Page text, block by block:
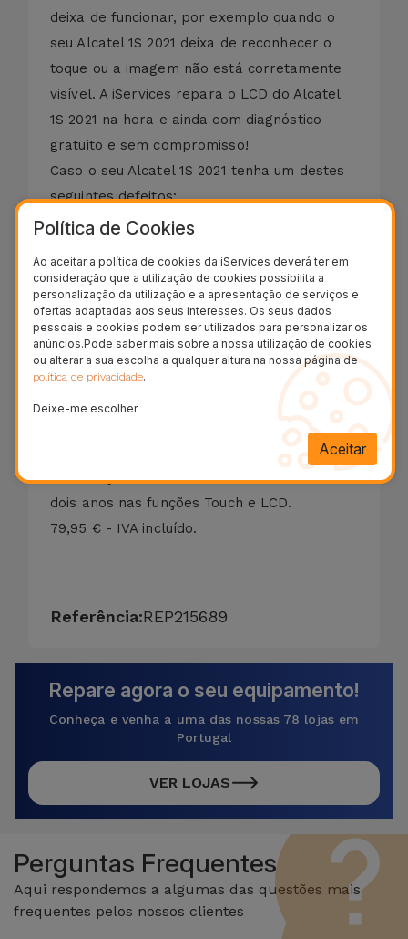
deixa de funcionar, por exemplo quando o
seu Alcatel 1S 2021 deixa de reconhecer o
toque ou a imagem não está corretamente
visível. A iServices repara o LCD do Alcatel
1S 2021 na hora e ainda com diagnóstico
gratuito e sem compromisso!
Caso o seu Alcatel 1S 2021 tenha um destes
seguintes defeitos:
- Vidro Partido;
- Vidro Riscado;
- Vidro Estilhaçado ou Rachado;
- LCD com Cores Distorcidas;
- Ecrã Preto;
- Display Danificado;
- Touch Descalibrado ou sem Resposta.
Efetuamos a reparação do ecrã do Alcatel
1S 2021 em apenas 20 minutos. A garantia da
substituição do vidro do Alcatel 1S 2021 é de
dois anos nas funções Touch e LCD.
79,95 € - IVA incluído.
Referência:REP215689
Repare agora o seu equipamento!
Conheça e venha a uma das nossas 78 lojas em
Portugal
VER LOJAS
Perguntas Frequentes
Aqui respondemos a algumas das questões mais
frequentes pelos nossos clientes
Política de Cookies
Ao aceitar a política de cookies da iServices deverá ter em
consideração que a utilização de cookies possibilita a
personalização da utilização e a apresentação de serviços e
ofertas adaptadas aos seus interesses. Os seus dados
pessoais e cookies podem ser utilizados para personalizar os
anúncios.Pode saber mais sobre a nossa utilização de cookies
ou alterar a sua escolha a qualquer altura na nossa página de
política de privacidade.
Deixe-me escolher
Aceitar